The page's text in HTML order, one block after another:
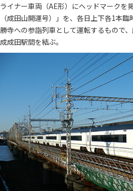
ライナー車両（AE形）にヘッドマークを
（成田山開運号）」を、各日上下各1本
勝寺への参詣列車として運転するもので
成成田駅間を結ぶ。